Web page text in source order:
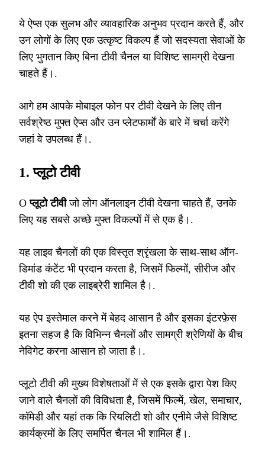
ये ऐप्स एक सुलभ और व्यावहारिक अनुभव प्रदान करते हैं, और
उन लोगों के लिए एक उत्कृष्ट विकल्प हैं जो सदस्यता सेवाओं के
लिए भुगतान किए बिना टीवी चैनल या विशिष्ट सामग्री देखना
चाहते हैं।.
आगे हम आपके मोबाइल फोन पर टीवी देखने के लिए तीन
सर्वश्रेष्ठ मुफ्त ऐप्स और उन प्लेटफार्मों के बारे में चर्चा करेंगे
जहां वे उपलब्ध हैं।.
1.प्लूटो टीवी
Oप्लूटो टीवीजो लोग ऑनलाइन टीवी देखना चाहते हैं, उनके
लिए यह सबसे अच्छे मुफ्त विकल्पों में से एक है।.
यह लाइव चैनलों की एक विस्तृत श्रृंखला के साथ-साथ ऑन-
डिमांड कंटेंट भी प्रदान करता है, जिसमें फिल्मों, सीरीज और
टीवी शो की एक लाइब्रेरी शामिल है।.
यह ऐप इस्तेमाल करने में बेहद आसान है और इसका इंटरफ़ेस
इतना सहज है कि विभिन्न चैनलों और सामग्री श्रेणियों के बीच
नेविगेट करना आसान हो जाता है।.
प्लूटो टीवी की मुख्य विशेषताओं में से एक इसके द्वारा पेश किए
जाने वाले चैनलों की विविधता है, जिसमें फिल्में, खेल, समाचार,
कॉमेडी और यहां तक कि रियलिटी शो और एनीमे जैसे विशिष्ट
कार्यक्रमों के लिए समर्पित चैनल भी शामिल हैं।.